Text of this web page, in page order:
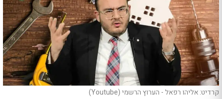
קרדיט: אליהו רפאל - הערוץ הרשמי (Youtube)